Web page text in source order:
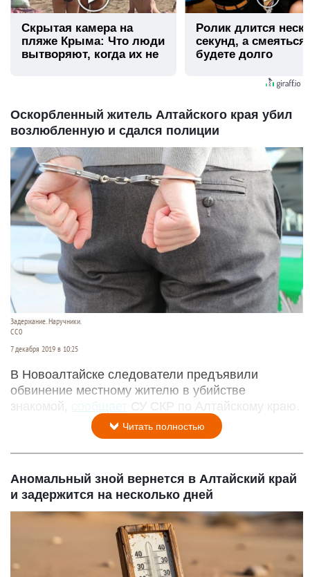
Скрытая камера на
пляже Крыма: Что люди
вытворяют, когда их не
Ролик длится
секунд, а
будете долго
Оскорбленный житель Алтайского края убил
возлюбленную и сдался полиции
Задержание. Наручники.
СС0
7 декабря 2019 в 10:25
В Новоалтайске следователи предъявили
обвинение местному жителю в убийстве
знакомой,
сообщает СУ СКР по Алтайскому краю.
Читать полностью
Аномальный зной вернется в Алтайский край
и задержится на несколько дней